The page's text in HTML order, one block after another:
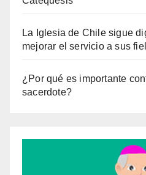
La Iglesia de Chile sigue
mejorar el servicio a sus
¿Por qué es importante
sacerdote?